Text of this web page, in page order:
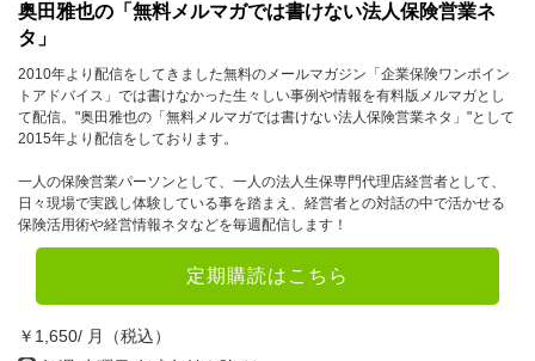
奥田雅也の「無料メルマガでは書けない法人保険営業ネ
タ」
2010年より配信をしてきました無料のメールマガジン「企業保険ワンポイン
トアドバイス」では書けなかった生々しい事例や情報を有料版メルマガとし
て配信。"奥田雅也の「無料メルマガでは書けない法人保険営業ネタ」"として
2015年より配信をしております。
一人の保険営業パーソンとして、一人の法人生保専門代理店経営者として、
日々現場で実践し体験している事を踏まえ、経営者との対話の中で活かせる
保険活用術や経営情報ネタなどを毎週配信します！
定期購読はこちら
￥1,650/ 月（税込）